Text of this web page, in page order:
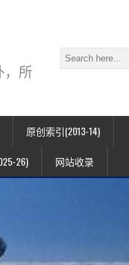
，所
原创索引(2013-14)
26) 网站收录